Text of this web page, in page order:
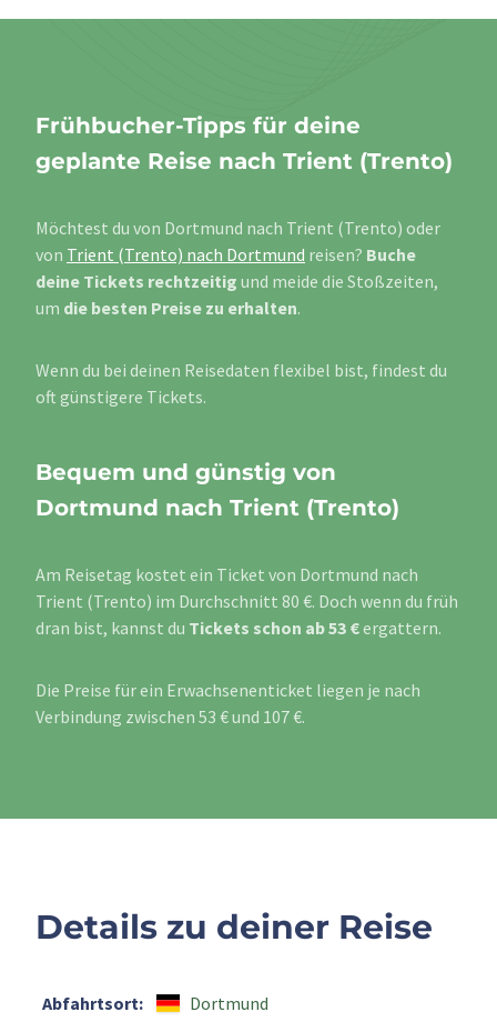
Frühbucher-Tipps für deine
geplante Reise nach Trient (Trento)
Möchtest du von Dortmund nach Trient (Trento) oder
von Trient (Trento) nach Dortmund reisen? Buche
deine Tickets rechtzeitig und meide die Stoßzeiten,
um die besten Preise zu erhalten.
Wenn du bei deinen Reisedaten flexibel bist, findest du
oft günstigere Tickets.
Bequem und günstig von
Dortmund nach Trient (Trento)
Am Reisetag kostet ein Ticket von Dortmund nach
Trient (Trento) im Durchschnitt 80 €. Doch wenn du früh
dran bist, kannst du Tickets schon ab 53 €ergattern.
Die Preise für ein Erwachsenenticket liegen je nach
Verbindung zwischen 53 € und 107 €.
Details zu deiner Reise
Abfahrtsort:
Dortmund